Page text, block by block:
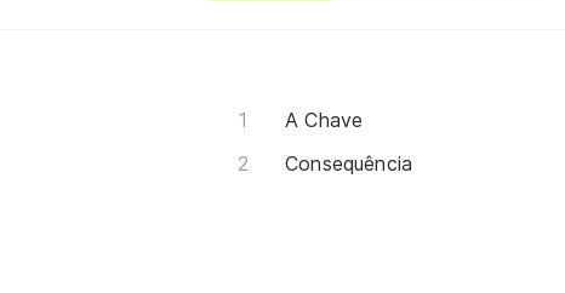
A Chave
Consequência